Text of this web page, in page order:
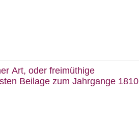
Art, oder freimüthige
Beilage zum Jahrgange 1810